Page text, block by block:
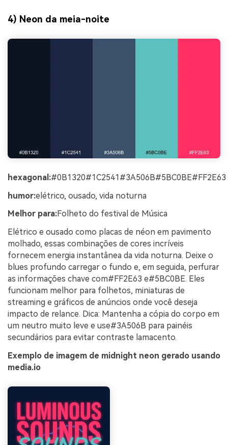
4) Neon da meia-noite
hexagonal:#0B1320#1C2541#3A506B#5BC0BE#FF2E63
humor:elétrico, ousado, vida noturna
Melhor para:Folheto do festival de Música
Elétrico e ousado como placas de néon em pavimento
molhado, essas combinações de cores incríveis
fornecem energia instantânea da vida noturna. Deixe o
blues profundo carregar o fundo e, em seguida, perfurar
as informações chave com#FF2E63 e#5BC0BE. Eles
funcionam melhor para folhetos, miniaturas de
streaming e gráficos de anúncios onde você deseja
impacto de relance. Dica: Mantenha a cópia do corpo em
um neutro muito leve e use#3A506B para painéis
secundários para evitar contraste lamacento.
Exemplo de imagem de midnight neon gerado usando
media.io